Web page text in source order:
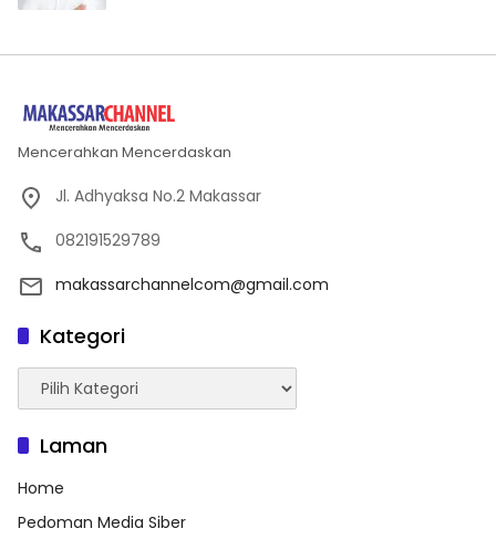
Mencerahkan Mencerdaskan
Jl. Adhyaksa No.2 Makassar
082191529789
makassarchannelcom@gmail.com
Kategori
Kategori
Laman
Home
Pedoman Media Siber